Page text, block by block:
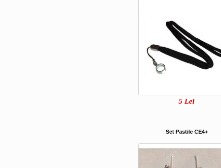
5 Lei
Set Pastile CE4+